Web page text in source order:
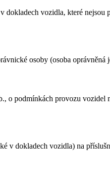
vozidla, které
osoby (osoba
o podmínkách provozu
v dokladech vozidla) na